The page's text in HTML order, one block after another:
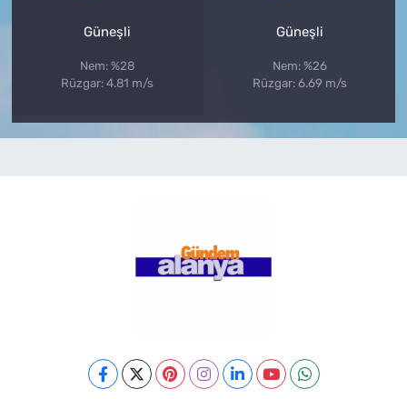
Güneşli
Nem: %28
Rüzgar: 4.81 m/s
Güneşli
Nem: %26
Rüzgar: 6.69 m/s